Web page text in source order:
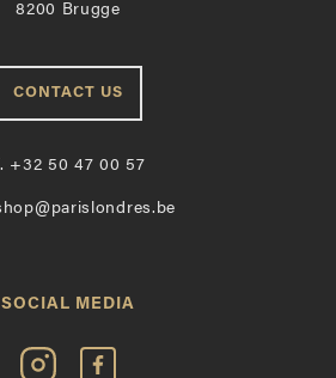
8200 Brugge
CONTACT US
+32 50 47 00 57
SOCIAL MEDIA
Volg
Vind